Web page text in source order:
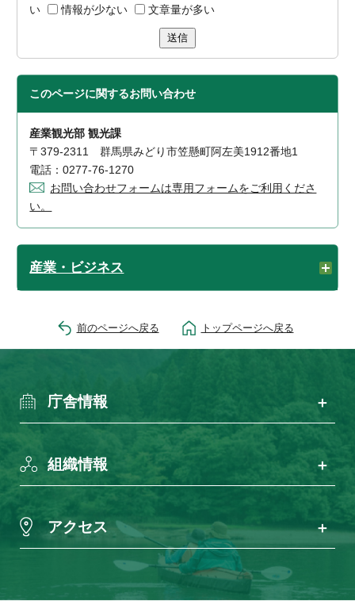
い
情報が少ない 文章量が多い
送信
このページに関するお問い合わせ
産業観光部 観光課
〒379-2311 群馬県みどり市笠懸町阿左美1912番地1
電話：0277-76-1270
お問い合わせフォームは専用フォームをご利用くださ
い。
産業・ビジネス
前のページへ戻る トップページへ戻る
庁舎情報
組織情報
アクセス